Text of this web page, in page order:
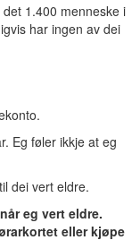
1.400 menneske i
har ingen av dei
Eg føler ikkje at eg
dei vert eldre.
eg vert eldre.
eller kjøpe